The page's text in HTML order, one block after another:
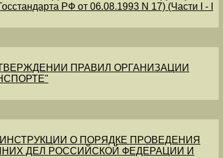
РФ от 06.08.1993 N 17) (Части I - I
УТВЕРЖДЕНИИ ПРАВИЛ ОРГАНИЗАЦИИ
ИНСТРУКЦИИ О ПОРЯДКЕ ПРОВЕДЕНИЯ
ДЕЛ РОССИЙСКОЙ ФЕДЕРАЦИИ И